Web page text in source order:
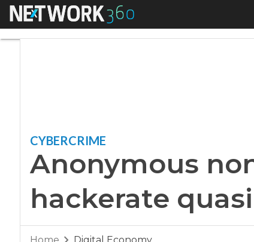
Menu
CYBERCRIME
Anonymous
hackerate